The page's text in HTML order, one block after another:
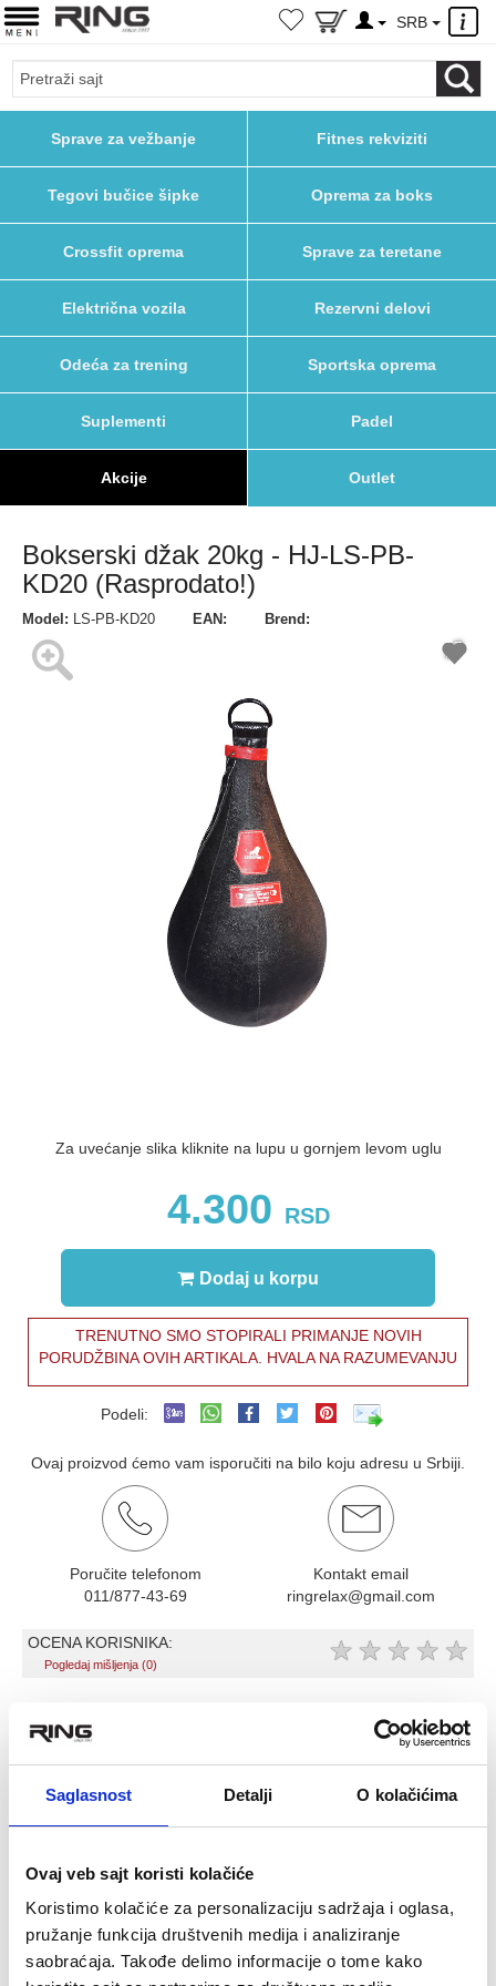
Saglasnost Detalji O kolačićima
Ovaj veb sajt koristi kolačiće
Koristimo kolačiće za personalizaciju sadržaja i oglasa,
pružanje funkcija društvenih medija i analiziranje
saobraćaja. Takođe delimo informacije o tome kako
×
SRB
Sprave za vežbanje Fitnes rekviziti
Tegovi bučice šipke Oprema za boks
Crossfit oprema Sprave za teretane
Električna vozila Rezervni delovi
Odeća za trening Sportska oprema
Suplementi Padel
Akcije Outlet
Bokserski džak 20kg - HJ-LS-PB-
KD20 (Rasprodato!)
Model: LS-PB-KD20 EAN: Brend:
Za uvećanje slika kliknite na lupu u gornjem levom uglu
4.300 RSD
Dodaj u korpu
TRENUTNO SMO STOPIRALI PRIMANJE NOVIH
PORUDŽBINA OVIH ARTIKALA. HVALA NA RAZUMEVANJU
Podeli:
Ovaj proizvod ćemo vam isporučiti na bilo koju adresu u Srbiji.
Poručite telefonom
011/877-43-69
Kontakt email
ringrelax@gmail.com
OCENA KORISNIKA:
Pogledaj mišljenja (0) ★ ★ ★ ★ ★
Bokserski džak 20kg - HJ-LS-PB-KD20
Specifikacija:
Punjenje: mrvice gume+piljevina
Prevlaka: višeslojni materijal – "kirza"
Bokserski džak „Kap“ kruškastog oblika omogućuje sportistima
vežbanje ne samo direktnih i bočnih udaraca, već i udaraca
odozdo u glavu protivnika.